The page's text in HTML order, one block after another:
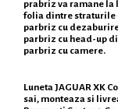
prabriz va ramane la
folia dintre straturile
parbriz cu
parbriz cu head-up
parbriz cu camere.
Luneta JAGUAR XK
sai, monteaza si